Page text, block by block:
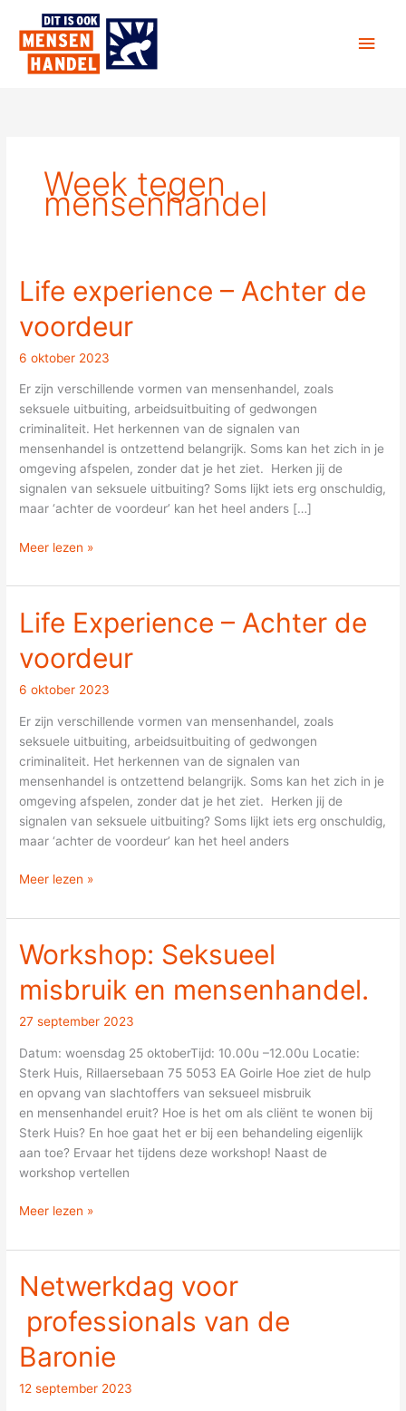
naar
inhoud
Week tegen
mensenhandel
Life experience – Achter de
voordeur
6 oktober 2023
Er zijn verschillende vormen van mensenhandel, zoals
seksuele uitbuiting, arbeidsuitbuiting of gedwongen
criminaliteit. Het herkennen van de signalen van
mensenhandel is ontzettend belangrijk. Soms kan het zich in je
omgeving afspelen, zonder dat je het ziet. Herken jij de
signalen van seksuele uitbuiting? Soms lijkt iets erg onschuldig,
maar ‘achter de voordeur’ kan het heel anders […]
Life
experience
–
de
voordeur
Meer lezen »
Life Experience – Achter de
voordeur
6 oktober 2023
Er zijn verschillende vormen van mensenhandel, zoals
seksuele uitbuiting, arbeidsuitbuiting of gedwongen
criminaliteit. Het herkennen van de signalen van
mensenhandel is ontzettend belangrijk. Soms kan het zich in je
omgeving afspelen, zonder dat je het ziet. Herken jij de
signalen van seksuele uitbuiting? Soms lijkt iets erg onschuldig,
maar ‘achter de voordeur’ kan het heel anders
Life
Experience
–
de
voordeur
Meer lezen »
Workshop: Seksueel
misbruik en mensenhandel.
27 september 2023
Datum: woensdag 25 oktoberTijd: 10.00u –12.00u Locatie:
Sterk Huis, Rillaersebaan 75 5053 EA Goirle Hoe ziet de hulp
en opvang van slachtoffers van seksueel misbruik
en mensenhandel eruit? Hoe is het om als cliënt te wonen bij
Sterk Huis? En hoe gaat het er bij een behandeling eigenlijk
aan toe? Ervaar het tijdens deze workshop! Naast de
workshop vertellen
Workshop:
Seksueel
misbruik
mensenhandel.
Meer lezen »
Netwerkdag voor
professionals van de
Baronie
12 september 2023
Netwerkdag
voor
professionals
van de
Baronie